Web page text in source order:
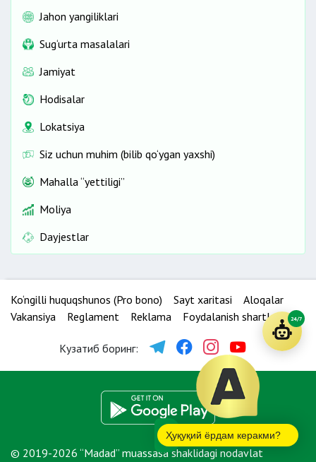
Jahon yangiliklari
Sug‘urta masalalari
Jamiyat
Hodisalar
Lokatsiya
Siz uchun muhim (bilib qo‘ygan yaxshi)
Mahalla “yettiligi”
Moliya
Dayjestlar
Ko‘ngilli huquqshunos (Pro bono) Sayt xaritasi
Aloqalar
Vakansiya
Reglament Reklama Foydalanish shartlari
Кузатиб боринг:
© 2019-2026 “Madad” muassasa shaklidagi nodavlat
Ҳуқуқий ёрдам керакми?
24/7